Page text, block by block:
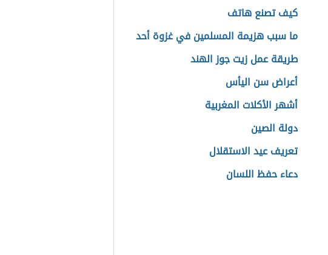
كيف تصنع هاتف
ما سبب هزيمة المسلمين في غزوة أحد
طريقة عمل زيت جوز الهند
أعراض سن اليأس
أشهر الأكلات المغربية
دولة الصين
تعريف عيد الاستقلال
دعاء حفظ اللسان